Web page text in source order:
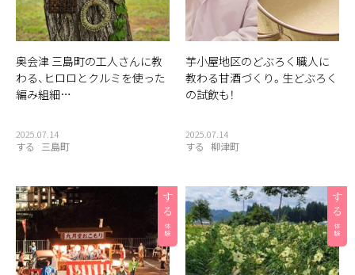
奥会津 三島町の工人さんに教
わる、ヒロロとクルミを使った
編み組細…
2025.07.14
する 三島町
芋小屋地区のどぶろく職人に
教わる甘酒づくり。生どぶろく
の試飲も！
2025.07.14
する 柳津町